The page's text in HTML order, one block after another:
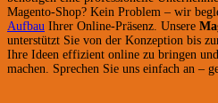
Magento-Shop? Kein Problem – wir
Aufbau Ihrer Online-Präsenz. Unsere
unterstützt Sie von der Konzeption bis
Ihre Ideen effizient online zu bringen
machen. Sprechen Sie uns einfach an –